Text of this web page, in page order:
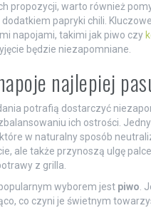
propozycji, warto również
papryki chili.
napojami, takimi jak piwo czy
będzie niezapomniane.
najlepiej
potrafią dostarczyć
ich ostrości.
w naturalny sposób
ale także przynoszą ulgę
z grilla.
wyborem jest piwo.
co czyni je świetnym